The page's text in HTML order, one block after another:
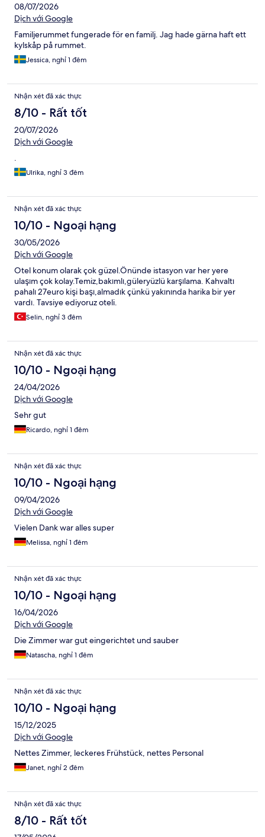
08/07/2026
Dịch với Google
Familjerummet fungerade för en familj. Jag hade gärna haft ett
kylskåp på rummet.
Jessica, nghỉ 1 đêm
Nhận xét đã xác thực
8/10 - Rất tốt
20/07/2026
Dịch với Google
.
Ulrika, nghỉ 3 đêm
Nhận xét đã xác thực
10/10 - Ngoại hạng
30/05/2026
Dịch với Google
Otel konum olarak çok güzel.Önünde istasyon var her yere
ulaşım çok kolay.Temiz,bakımlı,güleryüzlü karşılama. Kahvaltı
pahalı 27euro kişi başı,almadık çünkü yakınında harika bir yer
vardı. Tavsiye ediyoruz oteli.
Selin, nghỉ 3 đêm
Nhận xét đã xác thực
10/10 - Ngoại hạng
24/04/2026
Dịch với Google
Sehr gut
Ricardo, nghỉ 1 đêm
Nhận xét đã xác thực
10/10 - Ngoại hạng
09/04/2026
Dịch với Google
Vielen Dank war alles super
Melissa, nghỉ 1 đêm
Nhận xét đã xác thực
10/10 - Ngoại hạng
16/04/2026
Dịch với Google
Die Zimmer war gut eingerichtet und sauber
Natascha, nghỉ 1 đêm
Nhận xét đã xác thực
10/10 - Ngoại hạng
15/12/2025
Dịch với Google
Nettes Zimmer, leckeres Frühstück, nettes Personal
Janet, nghỉ 2 đêm
Nhận xét đã xác thực
8/10 - Rất tốt